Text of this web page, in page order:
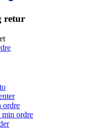
retur
ordre
min ordre